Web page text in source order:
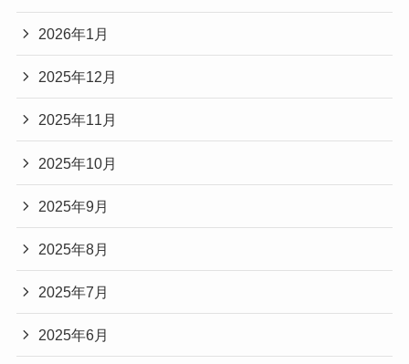
2026年1月
2025年12月
2025年11月
2025年10月
2025年9月
2025年8月
2025年7月
2025年6月